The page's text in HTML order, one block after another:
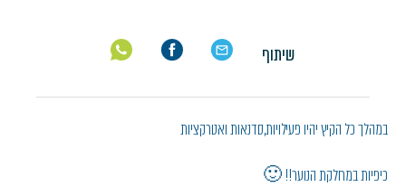
שיתוף
במהלך כל הקיץ יהיו פעילויות,סדנאות ואטרקציות
כיפיות במחלקת הנוער!! 🙂